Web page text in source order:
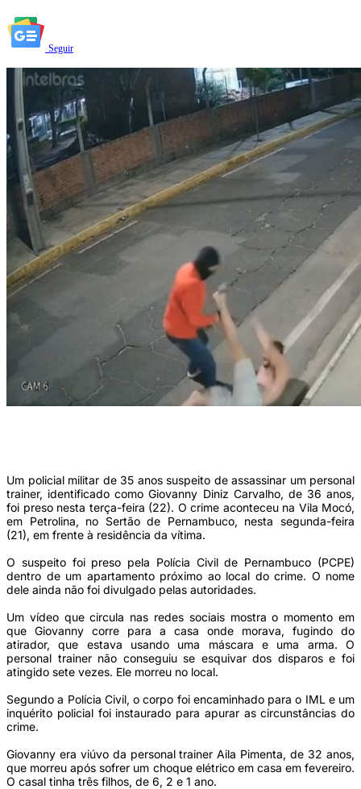
Seguir
Um policial militar de 35 anos suspeito de assassinar um personal
trainer, identificado como Giovanny Diniz Carvalho, de 36 anos,
foi preso nesta terça-feira (22). O crime aconteceu na Vila Mocó,
em Petrolina, no Sertão de Pernambuco, nesta segunda-feira
(21), em frente à residência da vítima.
O suspeito foi preso pela Polícia Civil de Pernambuco (PCPE)
dentro de um apartamento próximo ao local do crime. O nome
dele ainda não foi divulgado pelas autoridades.
Um vídeo que circula nas redes sociais mostra o momento em
que Giovanny corre para a casa onde morava, fugindo do
atirador, que estava usando uma máscara e uma arma. O
personal trainer não conseguiu se esquivar dos disparos e foi
atingido sete vezes. Ele morreu no local.
Segundo a Polícia Civil, o corpo foi encaminhado para o IML e um
inquérito policial foi instaurado para apurar as circunstâncias do
crime.
Giovanny era viúvo da personal trainer Aila Pimenta, de 32 anos,
que morreu após sofrer um choque elétrico em casa em fevereiro.
O casal tinha três filhos, de 6, 2 e 1 ano.